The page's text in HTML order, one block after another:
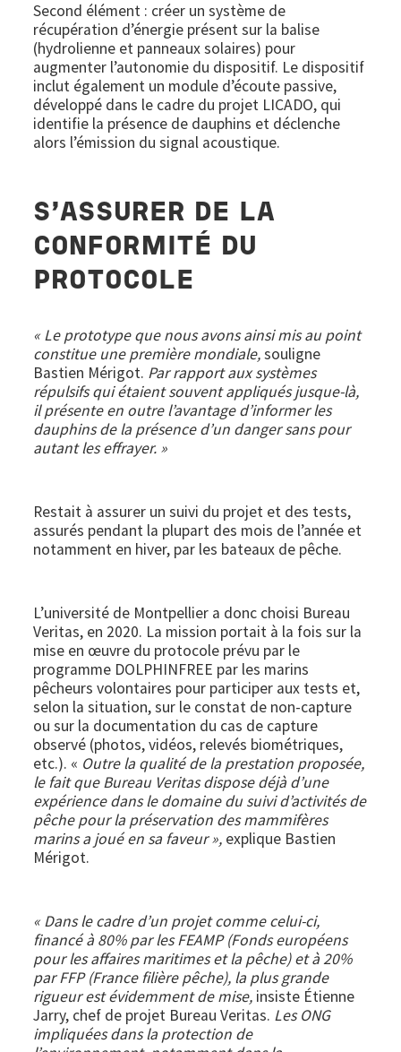
Second élément : créer un système de
récupération d’énergie présent sur la balise
(hydrolienne et panneaux solaires) pour
augmenter l’autonomie du dispositif. Le dispositif
inclut également un module d’écoute passive,
développé dans le cadre du projet LICADO, qui
identifie la présence de dauphins et déclenche
alors l’émission du signal acoustique.
S’ASSURER DE LA
CONFORMITÉ DU
PROTOCOLE
« Le prototype que nous avons ainsi mis au point
constitue une première mondiale,souligne
Bastien Mérigot. Par rapport aux systèmes
répulsifs qui étaient souvent appliqués jusque-là,
il présente en outre l’avantage d’informer les
dauphins de la présence d’un danger sans pour
autant les effrayer. »
Restait à assurer un suivi du projet et des tests,
assurés pendant la plupart des mois de l’année et
notamment en hiver, par les bateaux de pêche.
L’université de Montpellier a donc choisi Bureau
Veritas, en 2020. La mission portait à la fois sur la
mise en œuvre du protocole prévu par le
programme DOLPHINFREE par les marins
pêcheurs volontaires pour participer aux tests et,
selon la situation, sur le constat de non-capture
ou sur la documentation du cas de capture
observé (photos, vidéos, relevés biométriques,
etc.). « Outre la qualité de la prestation proposée,
le fait que Bureau Veritas dispose déjà d’une
expérience dans le domaine du suivi d’activités de
pêche pour la préservation des mammifères
marins a joué en sa faveur », explique Bastien
Mérigot.
« Dans le cadre d’un projet comme celui-ci,
financé à 80% par les FEAMP (Fonds européens
pour les affaires maritimes et la pêche) et à 20%
par FFP (France filière pêche), la plus grande
rigueur est évidemment de mise, insiste Étienne
Jarry, chef de projet Bureau Veritas. Les ONG
impliquées dans la protection de